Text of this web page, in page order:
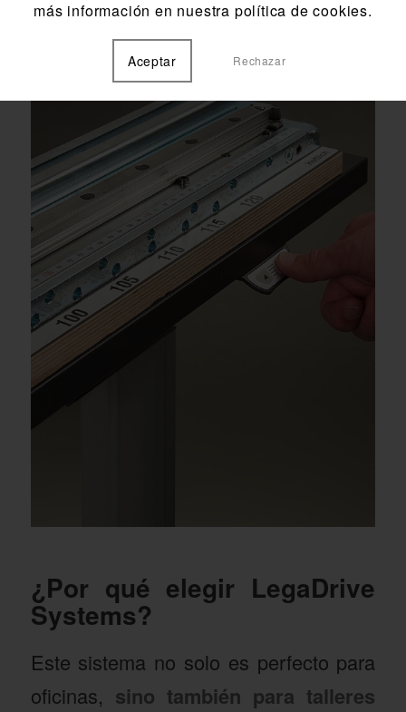
oficinas modernas en Las Islas
¿Por qué elegir LegaDrive
Systems?
Este sistema no solo es perfecto para
oficinas, sino también para talleres
más información en nuestra política de cookies.
Aceptar Rechazar